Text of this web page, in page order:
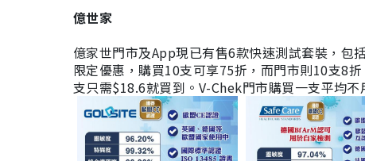
億世家
億家世門市及App現已有售6款快速測試套裝，
限定優惠，購買10支可享75折，而門市則10支8
支只需$18.6就買到。V-Chek門市購買一支平均